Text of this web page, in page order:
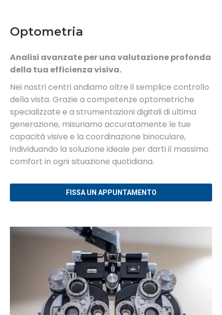
Optometria
Analisi avanzate per una valutazione profonda
della tua efficienza visiva.
Nei nostri centri andiamo oltre il semplice controllo
della vista. Grazie a competenze optometriche
specializzate e a strumentazioni digitali di ultima
generazione, misuriamo accuratamente le tue
capacità visive e la coordinazione binoculare,
individuando la soluzione ideale per darti il massimo
comfort in ogni situazione quotidiana.
FISSA UN APPUNTAMENTO